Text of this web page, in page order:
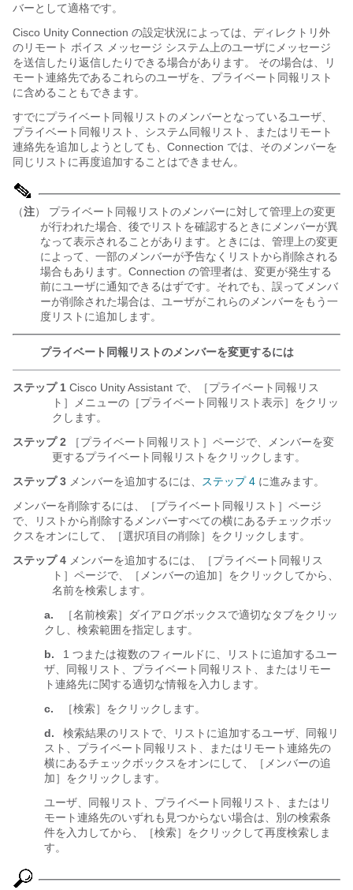
バーとして適格です。
Cisco Unity Connection の設定状況によっては、ディレクトリ外
のリモート ボイス メッセージ システム上のユーザにメッセージ
を送信したり返信したりできる場合があります。 その場合は、リ
モート連絡先であるこれらのユーザを、プライベート同報リスト
に含めることもできます。
すでにプライベート同報リストのメンバーとなっているユーザ、
プライベート同報リスト、システム同報リスト、またはリモート
連絡先を追加しようとしても、Connection では、そのメンバーを
同じリストに再度追加することはできません。
（注） プライベート同報リストのメンバーに対して管理上の変更
が行われた場合、後でリストを確認するときにメンバーが異
なって表示されることがあります。ときには、管理上の変更
によって、一部のメンバーが予告なくリストから削除される
場合もあります。Connection の管理者は、変更が発生する
前にユーザに通知できるはずです。それでも、誤ってメンバ
ーが削除された場合は、ユーザがこれらのメンバーをもう一
度リストに追加します。
プライベート同報リストのメンバーを変更するには
ステップ 1 Cisco Unity Assistant で、［プライベート同報リス
ト］メニューの［プライベート同報リスト表示］をクリッ
クします。
ステップ 2 ［プライベート同報リスト］ページで、メンバーを変
更するプライベート同報リストをクリックします。
ステップ 3 メンバーを追加するには、 ステップ 4 に進みます。
メンバーを削除するには、［プライベート同報リスト］ページ
で、リストから削除するメンバーすべての横にあるチェックボッ
クスをオンにして、［選択項目の削除］をクリックします。
ステップ 4 メンバーを追加するには、［プライベート同報リス
ト］ページで、［メンバーの追加］をクリックしてから、
名前を検索します。
a.
［名前検索］ダイアログボックスで適切なタブをクリッ
クし、検索範囲を指定します。
b.
1 つまたは複数のフィールドに、リストに追加するユー
ザ、同報リスト、プライベート同報リスト、またはリモー
ト連絡先に関する適切な情報を入力します。
c.
［検索］をクリックします。
d.
検索結果のリストで、リストに追加するユーザ、同報リ
スト、プライベート同報リスト、またはリモート連絡先の
横にあるチェックボックスをオンにして、［メンバーの追
加］をクリックします。
ユーザ、同報リスト、プライベート同報リスト、またはリ
モート連絡先のいずれも見つからない場合は、別の検索条
件を入力してから、［検索］をクリックして再度検索しま
す。